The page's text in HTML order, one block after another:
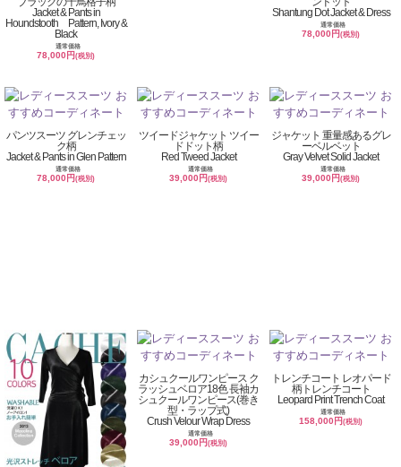
Jacket & Pants in
Houndstooth Pattern, Ivory &
Black
通常価格
78,000円(税別)
Shantung Dot Jacket & Dress
通常価格
78,000円(税別)
パンツスーツ グレンチェッ
ク柄
Jacket & Pants in Glen Pattern
通常価格
78,000円(税別)
ツイードジャケット ツイー
ドドット柄
Red Tweed Jacket
通常価格
39,000円(税別)
ジャケット 重量感あるグレ
ーベルベット
Gray Velvet Solid Jacket
通常価格
39,000円(税別)
カシュクールワンピース ク
ラッシュベロア18色 長袖カ
シュクールワンピース(巻き
型・ラップ式)
Crush Velour Wrap Dress
通常価格
39,000円(税別)
トレンチコート レオパード
柄トレンチコート
Leopard Print Trench Coat
通常価格
158,000円(税別)